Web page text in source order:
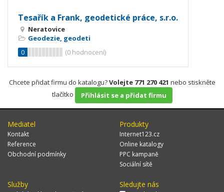
Tesařík a Frank, geodetické práce, s.r.o.
Neratovice
Geodezie, geodeti
0
(0 hodnocení)
Chcete přidat firmu do katalogu?Volejte 771 270 421 nebo stiskněte
tlačítko
Přihlásit se a přidat firmu
Mediatel
Kontakt
Reference
Obchodní podmínky
Produkty
Internet123.cz
Online katalogy
PPC kampaně
Sociální sítě
Služby Sledujte nás